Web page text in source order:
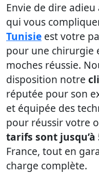
Envie de dire
qui vous
Tunisie est votre
pour une chirurgie
moches réussie.
disposition notre
réputée pour son
et équipée des
pour réussir votre
tarifs sont jusqu’à
France, tout en
charge complète.